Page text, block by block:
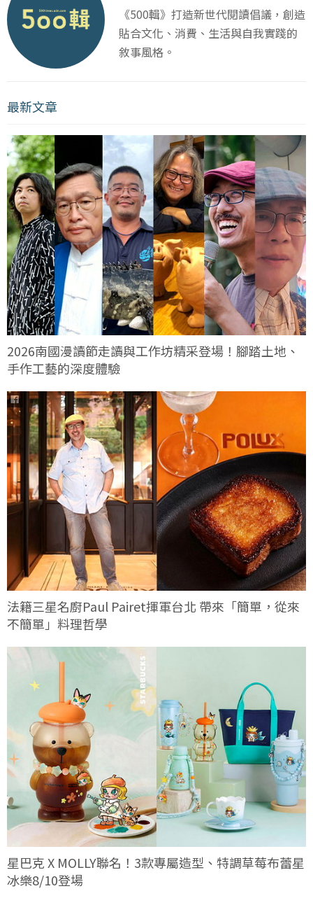
《500輯》打造新世代閱讀倡議，創造
貼合文化、消費、生活與自我實踐的
敘事風格。
最新文章
2026南國漫讀節走讀與工作坊精采登場！腳踏土地、
手作工藝的深度體驗
法籍三星名廚Paul Pairet揮軍台北 帶來「簡單，從來
不簡單」料理哲學
星巴克 X MOLLY聯名！3款專屬造型、特調草莓布蕾星
冰樂8/10登場